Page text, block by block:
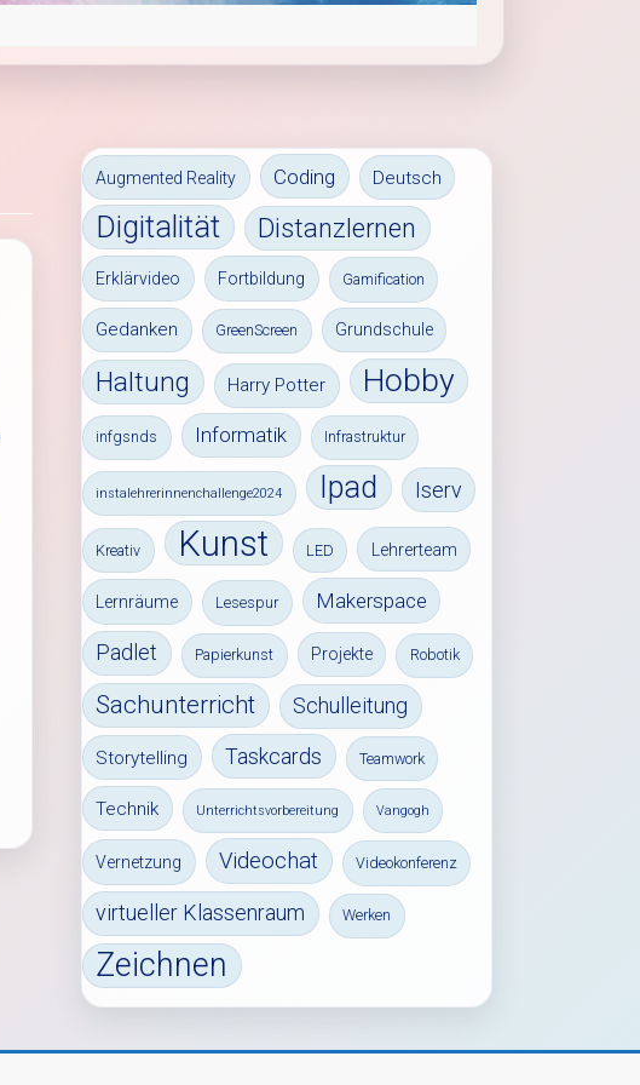
Augmented Reality Coding Deutsch
Digitalität Distanzlernen
Erklärvideo Fortbildung Gamification
Gedanken GreenScreen Grundschule
Haltung Harry Potter Hobby
infgsnds Informatik Infrastruktur
instalehrerinnenchallenge2024 Ipad Iserv
Kreativ Kunst LED Lehrerteam
Lernräume Lesespur Makerspace
Padlet Papierkunst Projekte Robotik
Sachunterricht Schulleitung
Storytelling Taskcards Teamwork
Technik Unterrichtsvorbereitung Vangogh
Vernetzung Videochat Videokonferenz
virtueller Klassenraum Werken
Zeichnen